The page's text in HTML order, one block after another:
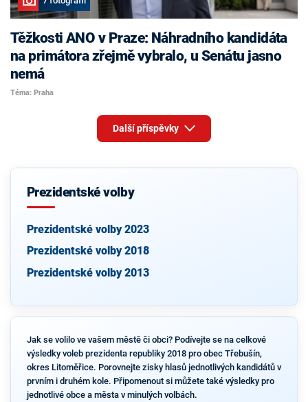
Těžkosti ANO v Praze: Náhradního kandidáta
na primátora zřejmě vybralo, u Senátu jasno
nemá
Téma: Praha
Další příspěvky
Prezidentské volby
Prezidentské volby 2023
Prezidentské volby 2018
Prezidentské volby 2013
Jak se volilo ve vašem městě či obci? Podívejte se na celkové
výsledky voleb prezidenta republiky 2018 pro obec Třebušín,
okres Litoměřice. Porovnejte zisky hlasů jednotlivých kandidátů v
prvním i druhém kole. Připomenout si můžete také výsledky pro
jednotlivé obce a města v minulých volbách.